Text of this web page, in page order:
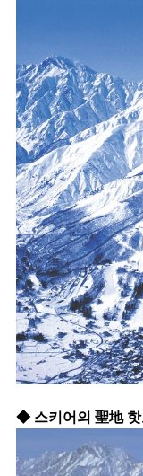
◆ 스키어의 聖地 핫